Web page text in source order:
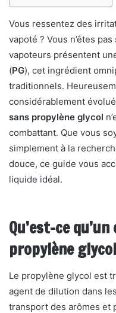
Vous ressentez des
vapoté ? Vous n’êtes
vapoteurs présentent
(PG), cet ingrédient
traditionnels.
considérablement
sans propylène glycol
combattant. Que vous
simplement à la
douce, ce guide vous
liquide idéal.
Qu’est-ce
propylène
Le propylène glycol est
agent de dilution dans
transport des arômes et